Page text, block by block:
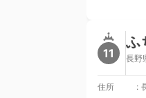
11
ふ
長野
住所 :